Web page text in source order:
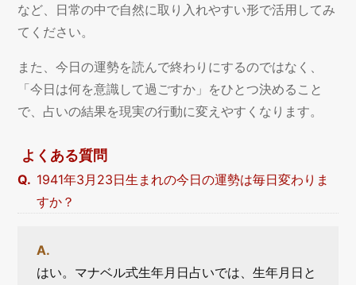
など、日常の中で自然に取り入れやすい形で活用してみ
てください。
また、今日の運勢を読んで終わりにするのではなく、
「今日は何を意識して過ごすか」をひとつ決めること
で、占いの結果を現実の行動に変えやすくなります。
よくある質問
1941年3月23日生まれの今日の運勢は毎日変わりま
すか？
はい。マナベル式生年月日占いでは、生年月日と